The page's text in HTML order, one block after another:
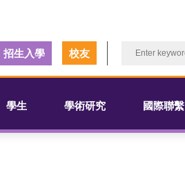
招生入學 校友
學生 學術研究 國際聯繫